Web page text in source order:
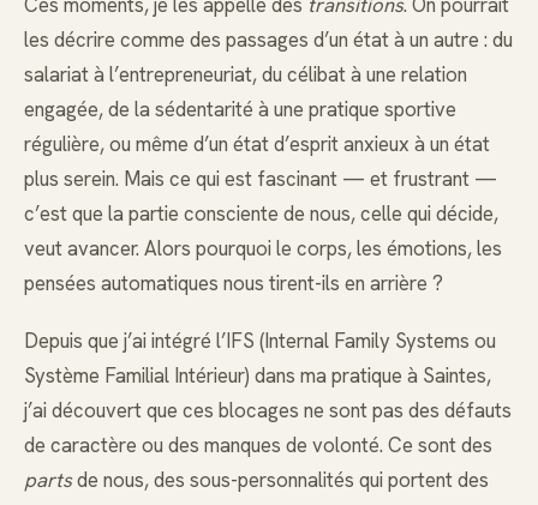
les décrire comme des passages d’un état à un autre : du
salariat à l’entrepreneuriat, du célibat à une relation
engagée, de la sédentarité à une pratique sportive
régulière, ou même d’un état d’esprit anxieux à un état
plus serein. Mais ce qui est fascinant — et frustrant —
c’est que la partie consciente de nous, celle qui décide,
veut avancer. Alors pourquoi le corps, les émotions, les
pensées automatiques nous tirent-ils en arrière ?
Depuis que j’ai intégré l’IFS (Internal Family Systems ou
Système Familial Intérieur) dans ma pratique à Saintes,
j’ai découvert que ces blocages ne sont pas des défauts
de caractère ou des manques de volonté. Ce sont des
partsde nous, des sous-personnalités qui portent des